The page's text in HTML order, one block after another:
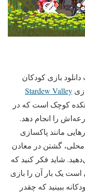
بازی کودکان
Stardew Valley
کوچک است که در
را انجام دهد.
مانند پاکسازی
محلی، گشتن در معادن
شاید فکر کنید که
یک بار آن را بازی
ببینید که چقدر